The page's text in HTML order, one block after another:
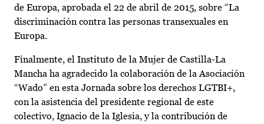
de Europa, aprobada el 22 de abril de 2015, sobre “La
discriminación contra las personas transexuales en
Europa.
Finalmente, el Instituto de la Mujer de Castilla-La
Mancha ha agradecido la colaboración de la Asociación
“Wado” en esta Jornada sobre los derechos LGTBI+,
con la asistencia del presidente regional de este
colectivo, Ignacio de la Iglesia, y la contribución de